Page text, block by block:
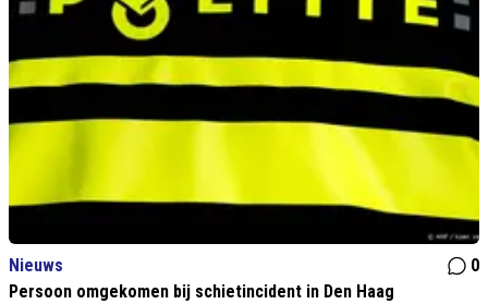
Nieuws
0
Persoon omgekomen bij schietincident in Den Haag